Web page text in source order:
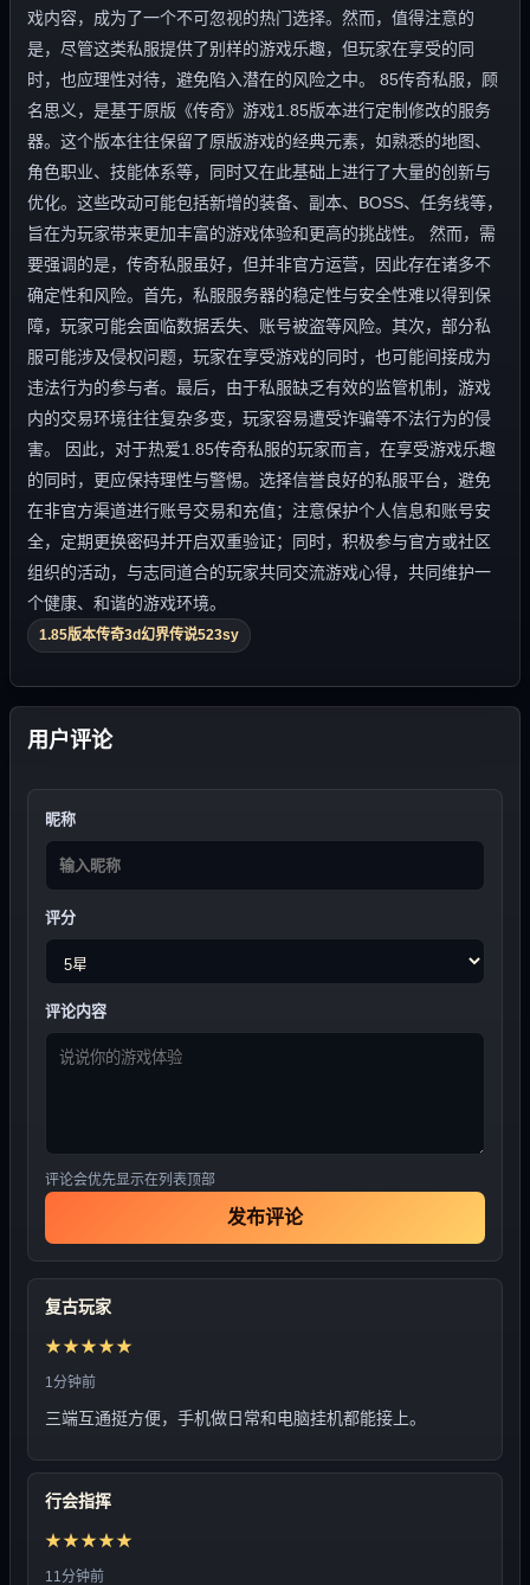
戏内容，成为了一个不可忽视的热门选择。然而，值得注意的
是，尽管这类私服提供了别样的游戏乐趣，但玩家在享受的同
时，也应理性对待，避免陷入潜在的风险之中。 85传奇私服，顾
名思义，是基于原版《传奇》游戏1.85版本进行定制修改的服务
器。这个版本往往保留了原版游戏的经典元素，如熟悉的地图、
角色职业、技能体系等，同时又在此基础上进行了大量的创新与
优化。这些改动可能包括新增的装备、副本、BOSS、任务线等，
旨在为玩家带来更加丰富的游戏体验和更高的挑战性。 然而，需
要强调的是，传奇私服虽好，但并非官方运营，因此存在诸多不
确定性和风险。首先，私服服务器的稳定性与安全性难以得到保
障，玩家可能会面临数据丢失、账号被盗等风险。其次，部分私
服可能涉及侵权问题，玩家在享受游戏的同时，也可能间接成为
违法行为的参与者。最后，由于私服缺乏有效的监管机制，游戏
内的交易环境往往复杂多变，玩家容易遭受诈骗等不法行为的侵
害。 因此，对于热爱1.85传奇私服的玩家而言，在享受游戏乐趣
的同时，更应保持理性与警惕。选择信誉良好的私服平台，避免
在非官方渠道进行账号交易和充值；注意保护个人信息和账号安
全，定期更换密码并开启双重验证；同时，积极参与官方或社区
组织的活动，与志同道合的玩家共同交流游戏心得，共同维护一
个健康、和谐的游戏环境。
1.85版本传奇3d幻界传说523sy
用户评论
昵称
评分
评论内容
评论会优先显示在列表顶部
发布评论
复古玩家
★★★★★
1分钟前
三端互通挺方便，手机做日常和电脑挂机都能接上。
行会指挥
★★★★★
11分钟前